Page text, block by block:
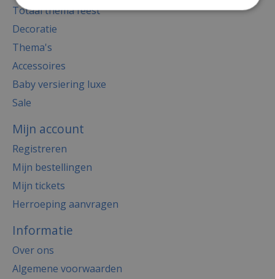
Totaal thema feest
Decoratie
Thema's
Accessoires
Baby versiering luxe
Sale
Mijn account
Registreren
Mijn bestellingen
Mijn tickets
Herroeping aanvragen
Informatie
Over ons
Algemene voorwaarden